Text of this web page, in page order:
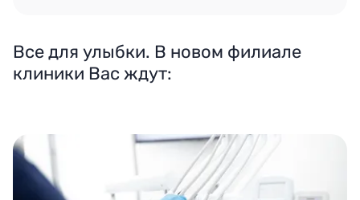
Все для улыбки. В новом филиале
клиники Вас ждут: